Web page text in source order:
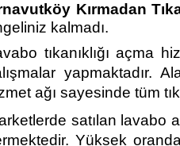
Kırmadan
kalmadı.
tıkanıklığı açma
yapmaktadır.
ağı sayesinde tüm
satılan lavabo
Yüksek